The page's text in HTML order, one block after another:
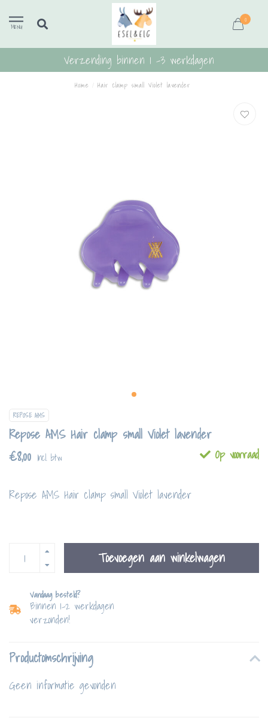
MENU
0
Verzending binnen 1 -3 werkdagen
Home Hair clamp small Violet lavender
REPOSE AMS
Repose AMS Hair clamp small Violet lavender
€8,00 Incl. btw Op voorraad
Repose AMS Hair clamp small Violet lavender
Toevoegen aan winkelwagen
Vandaag besteld?
Binnen 1-2 werkdagen
verzonden!
Productomschrijving
Geen informatie gevonden